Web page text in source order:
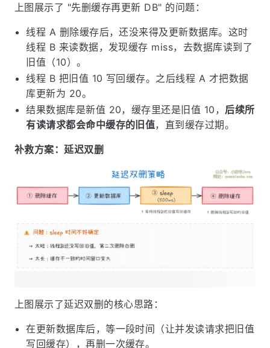
上图展示了 "先删缓存再更新 DB" 的问题：
线程 A 删除缓存后，还没来得及更新数据库。这时
线程 B 来读数据，发现缓存 miss，去数据库读到了
旧值（10）。
线程 B 把旧值 10 写回缓存。之后线程 A 才把数据
库更新为 20。
结果数据库是新值 20，缓存里还是旧值 10， 后续所
有读请求都会命中缓存的旧值，直到缓存过期。
补救方案：延迟双删
上图展示了延迟双删的核心思路：
在更新数据库后，等一段时间（让并发读请求把旧值
写回缓存），再删一次缓存。